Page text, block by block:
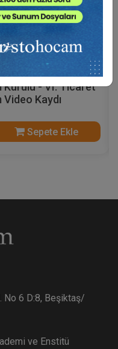
Kurulu - VI. Ticaret
Kaydı
Sepete Ekle
No 6 D:8, Beşiktaş/
ve Enstitü